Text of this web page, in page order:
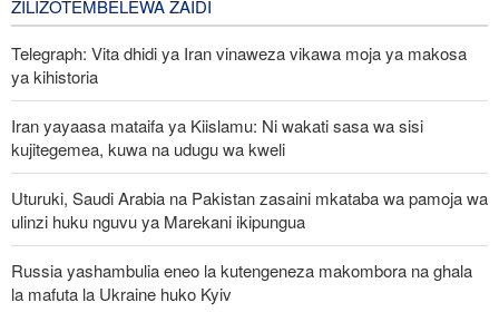
ZILIZOTEMBELEWA ZAIDI
Telegraph: Vita dhidi ya Iran vinaweza vikawa moja ya makosa
ya kihistoria
Iran yayaasa mataifa ya Kiislamu: Ni wakati sasa wa sisi
kujitegemea, kuwa na udugu wa kweli
Uturuki, Saudi Arabia na Pakistan zasaini mkataba wa pamoja wa
ulinzi huku nguvu ya Marekani ikipungua
Russia yashambulia eneo la kutengeneza makombora na ghala
la mafuta la Ukraine huko Kyiv